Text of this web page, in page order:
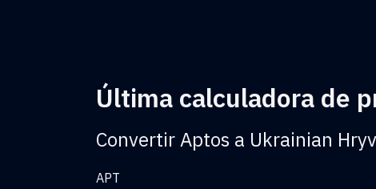
Última calculadora de
Convertir Aptos a Ukrainian
APT